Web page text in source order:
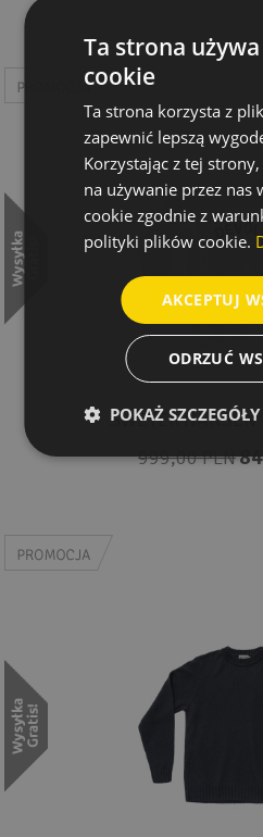
SWETER NANSEN
999,00 PLN
Ta strona
cookie
Ta strona korzysta z
zapewnić lepszą
Korzystając z tej
na używanie przez nas
cookie zgodnie z
polityki plików cookie.
AKCEPTUJ
ODRZUĆ
POKAŻ SZCZEGÓŁY